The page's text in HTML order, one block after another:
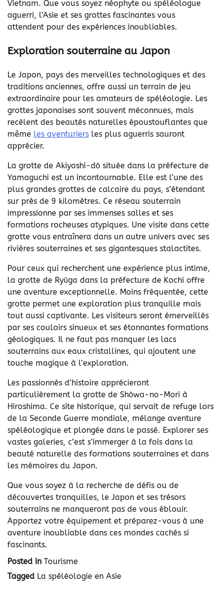
Vietnam. Que vous soyez néophyte ou spéléologue
aguerri, l’Asie et ses grottes fascinantes vous
attendent pour des expériences inoubliables.
Exploration souterraine au Japon
Le Japon, pays des merveilles technologiques et des
traditions anciennes, offre aussi un terrain de jeu
extraordinaire pour les amateurs de spéléologie. Les
grottes japonaises sont souvent méconnues, mais
recèlent des beautés naturelles époustouflantes que
même les aventuriers les plus aguerris sauront
apprécier.
La grotte de Akiyoshi-dō située dans la préfecture de
Yamaguchi est un incontournable. Elle est l’une des
plus grandes grottes de calcaire du pays, s’étendant
sur près de 9 kilomètres. Ce réseau souterrain
impressionne par ses immenses salles et ses
formations rocheuses atypiques. Une visite dans cette
grotte vous entraînera dans un autre univers avec ses
rivières souterraines et ses gigantesques stalactites.
Pour ceux qui recherchent une expérience plus intime,
la grotte de Ryūga dans la préfecture de Kochi offre
une aventure exceptionnelle. Moins fréquentée, cette
grotte permet une exploration plus tranquille mais
tout aussi captivante. Les visiteurs seront émerveillés
par ses couloirs sinueux et ses étonnantes formations
géologiques. Il ne faut pas manquer les lacs
souterrains aux eaux cristallines, qui ajoutent une
touche magique à l’exploration.
Les passionnés d’histoire apprécieront
particulièrement la grotte de Shōwa-no-Mori à
Hiroshima. Ce site historique, qui servait de refuge lors
de la Seconde Guerre mondiale, mélange aventure
spéléologique et plongée dans le passé. Explorer ses
vastes galeries, c’est s’immerger à la fois dans la
beauté naturelle des formations souterraines et dans
les mémoires du Japon.
Que vous soyez à la recherche de défis ou de
découvertes tranquilles, le Japon et ses trésors
souterrains ne manqueront pas de vous éblouir.
Apportez votre équipement et préparez-vous à une
aventure inoubliable dans ces mondes cachés si
fascinants.
Posted in Tourisme
Tagged La spéléologie en Asie